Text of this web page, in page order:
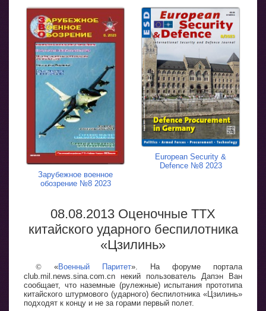
Зарубежное военное
обозрение №8 2023
European Security &
Defence №8 2023
08.08.2013 Оценочные ТТХ
китайского ударного беспилотника
«Цзилинь»
© «Военный Паритет». На форуме портала
club.mil.news.sina.com.cn некий пользователь Дапэн Ван
сообщает, что наземные (рулежные) испытания прототипа
китайского штурмового (ударного) беспилотника «Цзилинь»
подходят к концу и не за горами первый полет.